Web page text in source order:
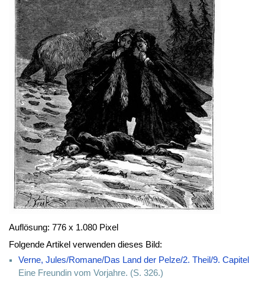
Auflösung: 776 x 1.080 Pixel
Folgende Artikel verwenden dieses Bild:
Verne, Jules/Romane/Das Land der Pelze/2. Theil/9. Capitel
Eine Freundin vom Vorjahre. (S. 326.)